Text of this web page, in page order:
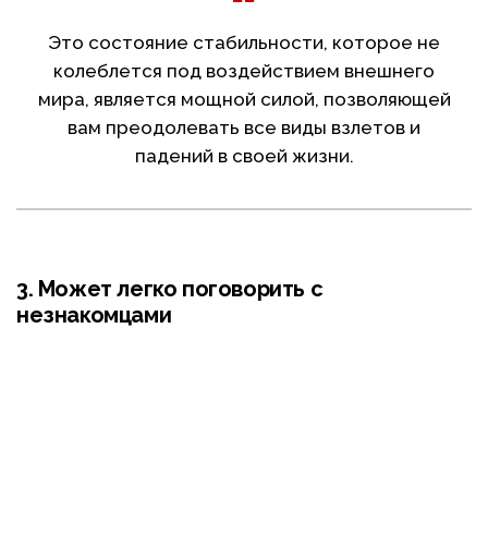
Это состояние стабильности, которое не
колеблется под воздействием внешнего
мира, является мощной силой, позволяющей
вам преодолевать все виды взлетов и
падений в своей жизни.
3. Может легко поговорить с
незнакомцами